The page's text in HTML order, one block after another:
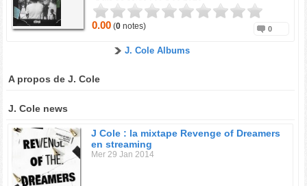
0.00 (0 notes) 0
J. Cole Albums
A propos de J. Cole
J. Cole news
J Cole : la mixtape Revenge of Dreamers
en streaming
Mer 29 Jan 2014